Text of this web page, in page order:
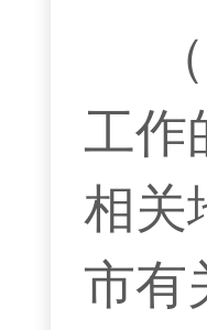
工作
相关
市有